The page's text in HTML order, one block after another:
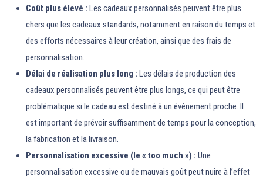
Coût plus élevé : Les cadeaux personnalisés peuvent être plus
chers que les cadeaux standards, notamment en raison du temps et
des efforts nécessaires à leur création, ainsi que des frais de
personnalisation.
Délai de réalisation plus long : Les délais de production des
cadeaux personnalisés peuvent être plus longs, ce qui peut être
problématique si le cadeau est destiné à un événement proche. Il
est important de prévoir suffisamment de temps pour la conception,
la fabrication et la livraison.
Personnalisation excessive (le « too much ») : Une
personnalisation excessive ou de mauvais goût peut nuire à l’effet